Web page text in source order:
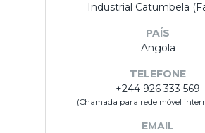
Industrial Catumbela
PAÍS
Angola
TELEFONE
+244 926 333 569
(Chamada para rede móvel
EMAIL